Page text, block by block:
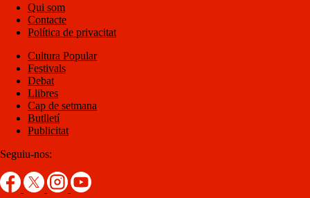
Qui som
Contacte
Política de privacitat
Cultura Popular
Festivals
Debat
Llibres
Cap de setmana
Butlletí
Publicitat
Seguiu-nos: